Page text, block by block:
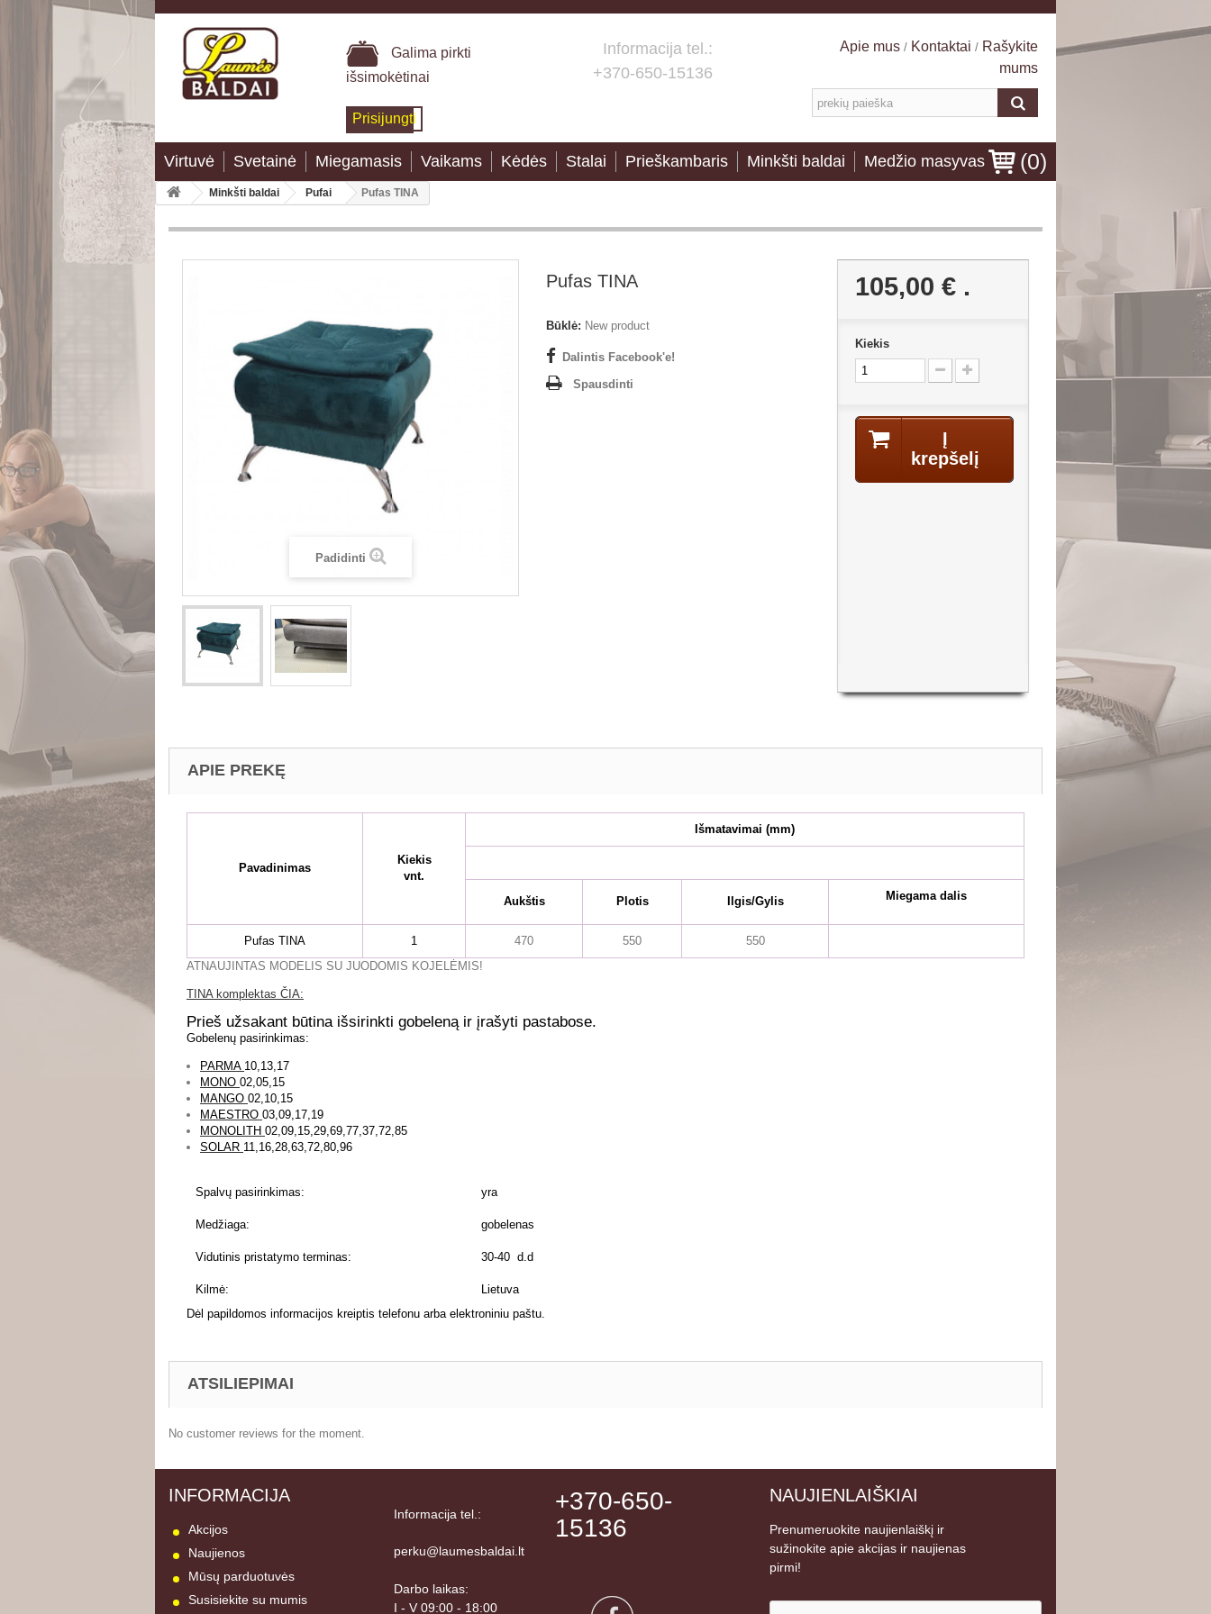
Galima pirkti
išsimokėtinai
Prisijungti
Informacija tel.:
+370-650-15136
Apie mus / Kontaktai / Rašykite
mums
Virtuvė Svetainė Miegamasis Vaikams Kėdės Stalai Prieškambaris Minkšti baldai Medžio masyvas (0)
Minkšti baldai Pufai Pufas TINA
Padidinti
Pufas TINA
Būklė: New product
Dalintis Facebook'e!
Spausdinti
105,00 € .
Kiekis
Į
krepšelį
APIE PREKĘ
Pavadinimas
Kiekis
vnt.
Išmatavimai (mm)
Aukštis Plotis Ilgis/Gylis Miegama dalis
Pufas TINA 1 470 550
550
ATNAUJINTAS MODELIS SU JUODOMIS KOJELĖMIS!
TINA komplektas ČIA:
Prieš užsakant būtina išsirinkti gobeleną ir įrašyti pastabose.
Gobelenų pasirinkimas:
PARMA 10,13,17
MONO 02,05,15
MANGO 02,10,15
MAESTRO 03,09,17,19
MONOLITH 02,09,15,29,69,77,37,72,85
SOLAR 11,16,28,63,72,80,96
Spalvų pasirinkimas: yra
Medžiaga: gobelenas
Vidutinis pristatymo terminas: 30-40 d.d
Kilmė:
Lietuva
Dėl papildomos informacijos kreiptis telefonu arba elektroniniu paštu.
ATSILIEPIMAI
No customer reviews for the moment.
INFORMACIJA
Akcijos
Naujienos
Mūsų parduotuvės
Susisiekite su mumis
Informacija tel.:
+370-650-
15136
perku@laumesbaldai.lt
Darbo laikas:
I - V 09:00 - 18:00
NAUJIENLAIŠKIAI
Prenumeruokite naujienlaiškį ir
sužinokite apie akcijas ir naujienas
pirmi!